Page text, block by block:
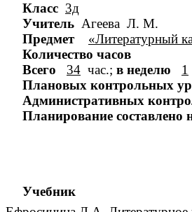
Класс 3д
Учитель Агеева Л. М.
Предмет
«Литературный
Количество часов
Всего
34 час.; в неделю 1
Плановых контрольных
Административных
Планирование составлено
Учебник